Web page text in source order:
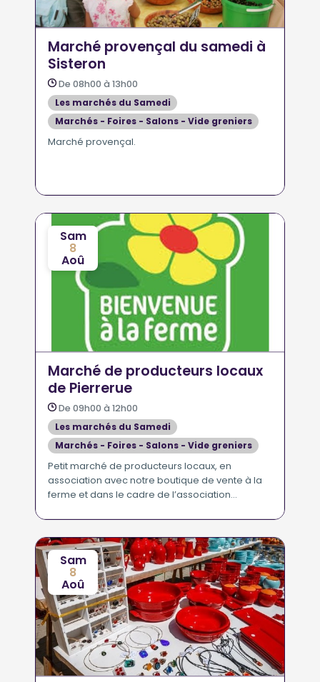
Marché provençal du samedi à
Sisteron
De 08h00 à 13h00
Les marchés du Samedi
Marchés - Foires - Salons - Vide greniers
Marché provençal.
Sam
8
Aoû
Marché de producteurs locaux
de Pierrerue
De 09h00 à 12h00
Les marchés du Samedi
Marchés - Foires - Salons - Vide greniers
Petit marché de producteurs locaux, en
association avec notre boutique de vente à la
ferme et dans le cadre de l’association
Sam
8
Aoû